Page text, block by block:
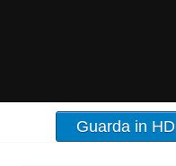
Guarda in HD